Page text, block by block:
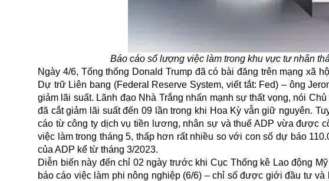
Báo cáo số lượng việc làm trong khu vực tư nhân
Ngày 4/6, Tổng thống Donald Trumpđã có bài đăng trên mạng xã
Dự trữ Liên bang (Federal Reserve System, viết tắt: Fed) – ông
giảm lãi suất. Lãnh đạo Nhà Trắng nhấn mạnh sự thất vọng, nói
đã cắt giảm lãi suất đến 09 lần trong khi Hoa Kỳ vẫn giữ nguyên.
cáo từ công ty dịch vụ tiền lương, nhân sự và thuế ADP vừa được
việc làm trong tháng 5, thấp hơn rất nhiều so với con số dự báo
của ADP kể từ tháng 3/2023.
Diễn biến này đến chỉ 02 ngày trước khi Cục Thống kê Lao động
báo cáo việc làm phi nông nghiệp (6/6) – chỉ số được giới đầu tư